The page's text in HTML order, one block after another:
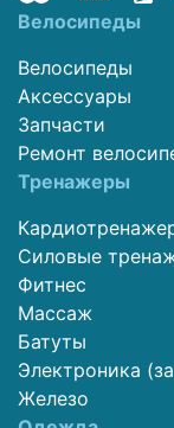
Велосипеды
Велосипеды
Аксессуары
Запчасти
Ремонт
Тренажеры
Силовые
Фитнес
Массаж
Батуты
Электроника
Железо